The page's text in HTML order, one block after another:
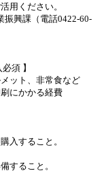
用ください。
振興課（電話0422-60-
須 】
ット、非常食など
にかかる経費
入すること。
すること。